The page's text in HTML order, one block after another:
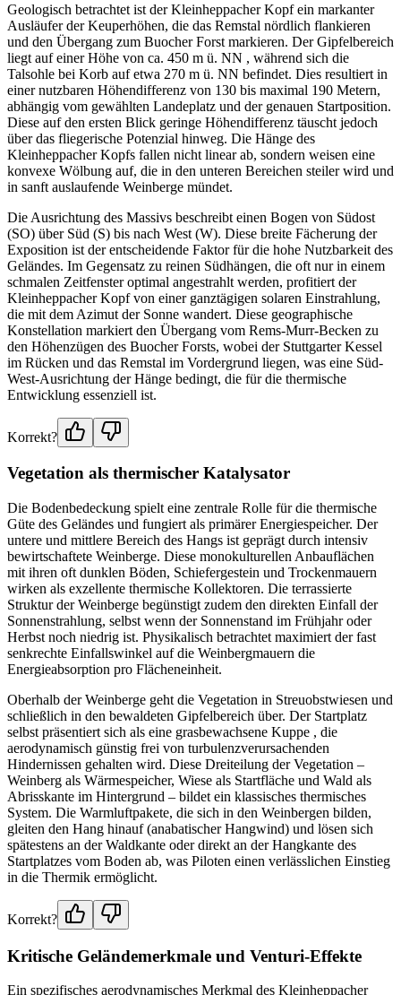
Geologisch betrachtet ist der Kleinheppacher Kopf ein markanter
Ausläufer der Keuperhöhen, die das Remstal nördlich flankieren
und den Übergang zum Buocher Forst markieren. Der Gipfelbereich
liegt auf einer Höhe von ca. 450 m ü. NN , während sich die
Talsohle bei Korb auf etwa 270 m ü. NN befindet. Dies resultiert in
einer nutzbaren Höhendifferenz von 130 bis maximal 190 Metern,
abhängig vom gewählten Landeplatz und der genauen Startposition.
Diese auf den ersten Blick geringe Höhendifferenz täuscht jedoch
über das fliegerische Potenzial hinweg. Die Hänge des
Kleinheppacher Kopfs fallen nicht linear ab, sondern weisen eine
konvexe Wölbung auf, die in den unteren Bereichen steiler wird und
in sanft auslaufende Weinberge mündet.
Die Ausrichtung des Massivs beschreibt einen Bogen von Südost
(SO) über Süd (S) bis nach West (W). Diese breite Fächerung der
Exposition ist der entscheidende Faktor für die hohe Nutzbarkeit des
Geländes. Im Gegensatz zu reinen Südhängen, die oft nur in einem
schmalen Zeitfenster optimal angestrahlt werden, profitiert der
Kleinheppacher Kopf von einer ganztägigen solaren Einstrahlung,
die mit dem Azimut der Sonne wandert. Diese geographische
Konstellation markiert den Übergang vom Rems-Murr-Becken zu
den Höhenzügen des Buocher Forsts, wobei der Stuttgarter Kessel
im Rücken und das Remstal im Vordergrund liegen, was eine Süd-
West-Ausrichtung der Hänge bedingt, die für die thermische
Entwicklung essenziell ist.
Korrekt?
Vegetation als thermischer Katalysator
Die Bodenbedeckung spielt eine zentrale Rolle für die thermische
Güte des Geländes und fungiert als primärer Energiespeicher. Der
untere und mittlere Bereich des Hangs ist geprägt durch intensiv
bewirtschaftete Weinberge. Diese monokulturellen Anbauflächen
mit ihren oft dunklen Böden, Schiefergestein und Trockenmauern
wirken als exzellente thermische Kollektoren. Die terrassierte
Struktur der Weinberge begünstigt zudem den direkten Einfall der
Sonnenstrahlung, selbst wenn der Sonnenstand im Frühjahr oder
Herbst noch niedrig ist. Physikalisch betrachtet maximiert der fast
senkrechte Einfallswinkel auf die Weinbergmauern die
Energieabsorption pro Flächeneinheit.
Oberhalb der Weinberge geht die Vegetation in Streuobstwiesen und
schließlich in den bewaldeten Gipfelbereich über. Der Startplatz
selbst präsentiert sich als eine grasbewachsene Kuppe , die
aerodynamisch günstig frei von turbulenzverursachenden
Hindernissen gehalten wird. Diese Dreiteilung der Vegetation –
Weinberg als Wärmespeicher, Wiese als Startfläche und Wald als
Abrisskante im Hintergrund – bildet ein klassisches thermisches
System. Die Warmluftpakete, die sich in den Weinbergen bilden,
gleiten den Hang hinauf (anabatischer Hangwind) und lösen sich
spätestens an der Waldkante oder direkt an der Hangkante des
Startplatzes vom Boden ab, was Piloten einen verlässlichen Einstieg
in die Thermik ermöglicht.
Korrekt?
Kritische Geländemerkmale und Venturi-Effekte
Ein spezifisches aerodynamisches Merkmal des Kleinheppacher